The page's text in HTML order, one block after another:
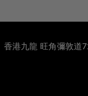
香港九龍 旺角彌敦道